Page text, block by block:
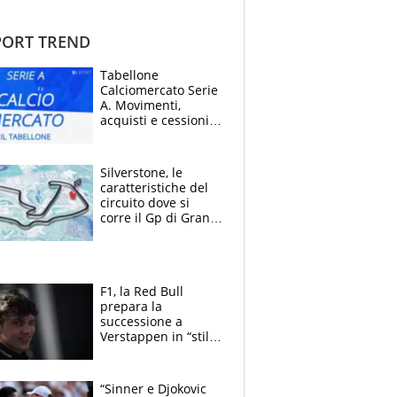
TREND
Tabellone
Calciomercato Serie
A. Movimenti,
acquisti e cessioni:
Silverstone, le
caratteristiche del
circuito dove si
corre il Gp di Gran
F1, la Red Bull
prepara la
successione a
Verstappen in “stile
attacco all’Italia
“Sinner e Djokovic